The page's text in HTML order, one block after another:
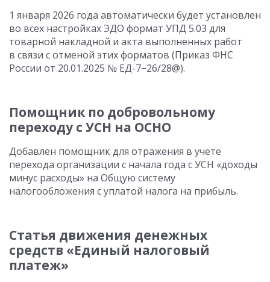
1 января 2026 года автоматически будет установлен
во всех настройках ЭДО формат УПД 5.03 для
товарной накладной и акта выполненных работ
в связи с отменой этих форматов (Приказ ФНС
России от 20.01.2025 № ЕД-7−26/28@).
Помощник по добровольному
переходу с УСН на ОСНО
Добавлен помощник для отражения в учете
перехода организации с начала года с УСН «доходы
минус расходы» на Общую систему
налогообложения с уплатой налога на прибыль.
Статья движения денежных
средств «Единый налоговый
платеж»